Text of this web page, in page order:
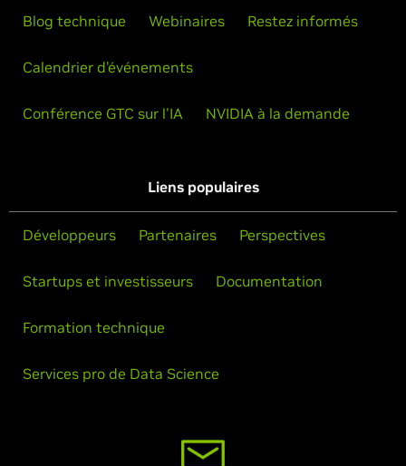
Blog technique Webinaires Restez informés
Calendrier d’événements
Conférence GTC sur l'IA NVIDIA à la demande
Liens populaires
Développeurs Partenaires Perspectives
Startups et investisseurs Documentation
Formation technique
Services pro de Data Science